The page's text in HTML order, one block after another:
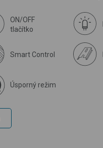
ON/OFF
tlačítko
Smart Control
Úsporný režim